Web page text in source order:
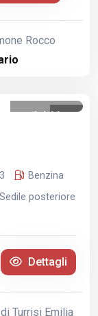
Rocco
1 /11
Benzina
posteriore
Dettagli
Turrisi Emilia